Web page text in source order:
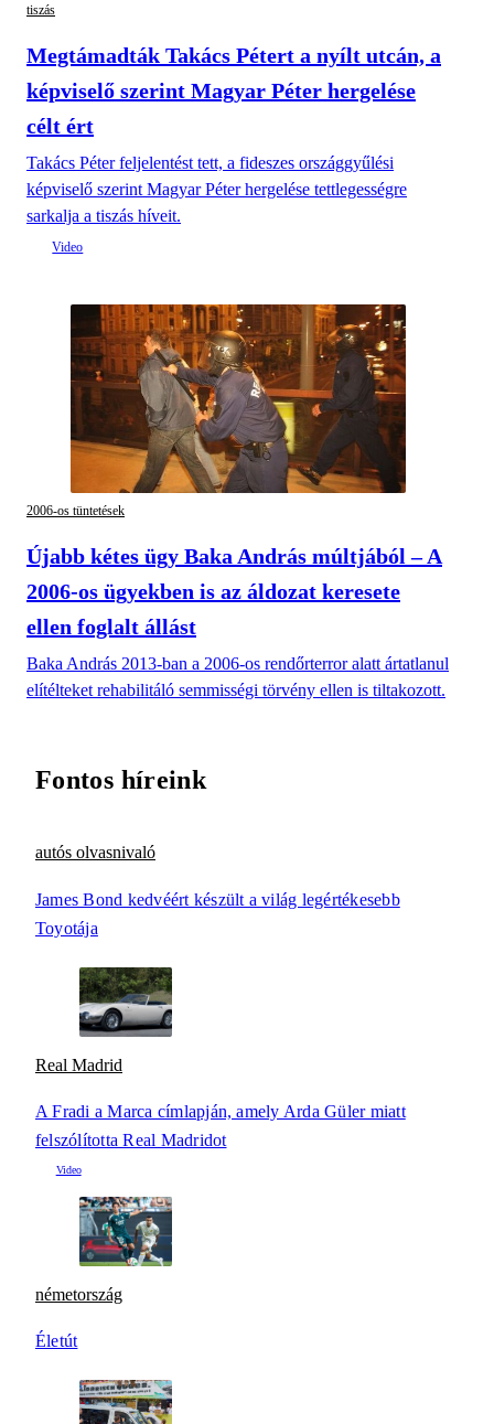
tiszás
Megtámadták Takács Pétert a nyílt utcán, a
képviselő szerint Magyar Péter hergelése
célt ért
Takács Péter feljelentést tett, a fideszes országgyűlési
képviselő szerint Magyar Péter hergelése tettlegességre
sarkalja a tiszás híveit.
2006-os tüntetések
Újabb kétes ügy Baka András múltjából – A
2006-os ügyekben is az áldozat keresete
ellen foglalt állást
Baka András 2013-ban a 2006-os rendőrterror alatt ártatlanul
elítélteket rehabilitáló semmisségi törvény ellen is tiltakozott.
Fontos híreink
autós olvasnivaló
James Bond kedvéért készült a világ legértékesebb
Toyotája
Real Madrid
A Fradi a Marca címlapján, amely Arda Güler miatt
felszólította Real Madridot
németország
Életút